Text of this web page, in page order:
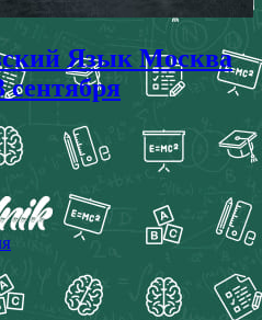
Язык Москва
сентября